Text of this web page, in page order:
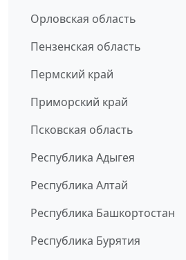
Орловская область
Пензенская область
Пермский край
Приморский край
Псковская область
Республика Адыгея
Республика Алтай
Республика Башкортостан
Республика Бурятия